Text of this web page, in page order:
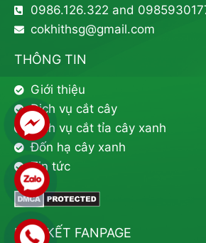
0986.126.322 and
cokhithsg@gmail.com
THÔNG TIN
Giới thiệu
Dịch vụ cắt cây
Dịch vụ cắt tỉa cây xanh
Đốn hạ cây xanh
Tin tức
LIÊN KẾT FANPAGE